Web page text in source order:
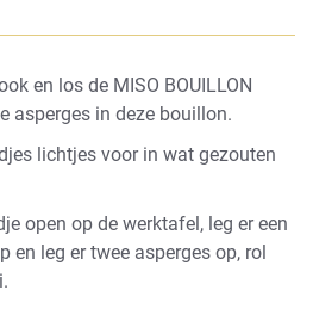
en los de MISO BOUILLON
asperges in deze bouillon.
lichtjes voor in wat gezouten
open op de werktafel, leg er een
en leg er twee asperges op, rol